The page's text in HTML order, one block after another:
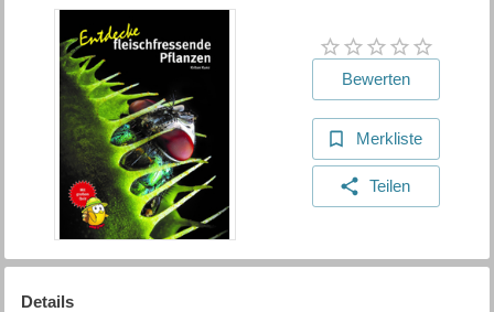
Bewerten
Merkliste
Teilen
Details